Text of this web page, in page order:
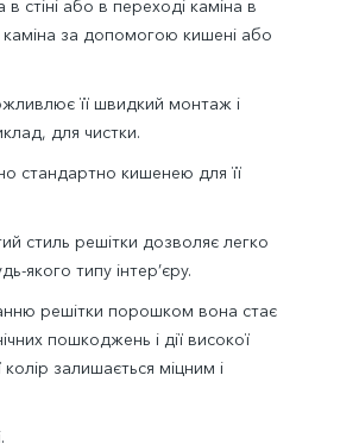
стіні або в переході каміна в
за допомогою кишені або
її швидкий монтаж і
для чистки.
стандартно кишенею для її
стиль решітки дозволяє легко
якого типу інтер’єру.
решітки порошком вона стає
пошкоджень і дії високої
залишається міцним і